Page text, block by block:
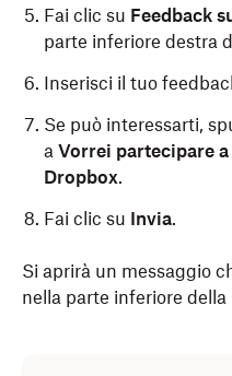
Fai clic su Feedback
parte inferiore destra
Inserisci il tuo
Se può interessarti,
a Vorrei partecipare
Dropbox.
Fai clic su Invia.
Si aprirà un messaggio
nella parte inferiore della